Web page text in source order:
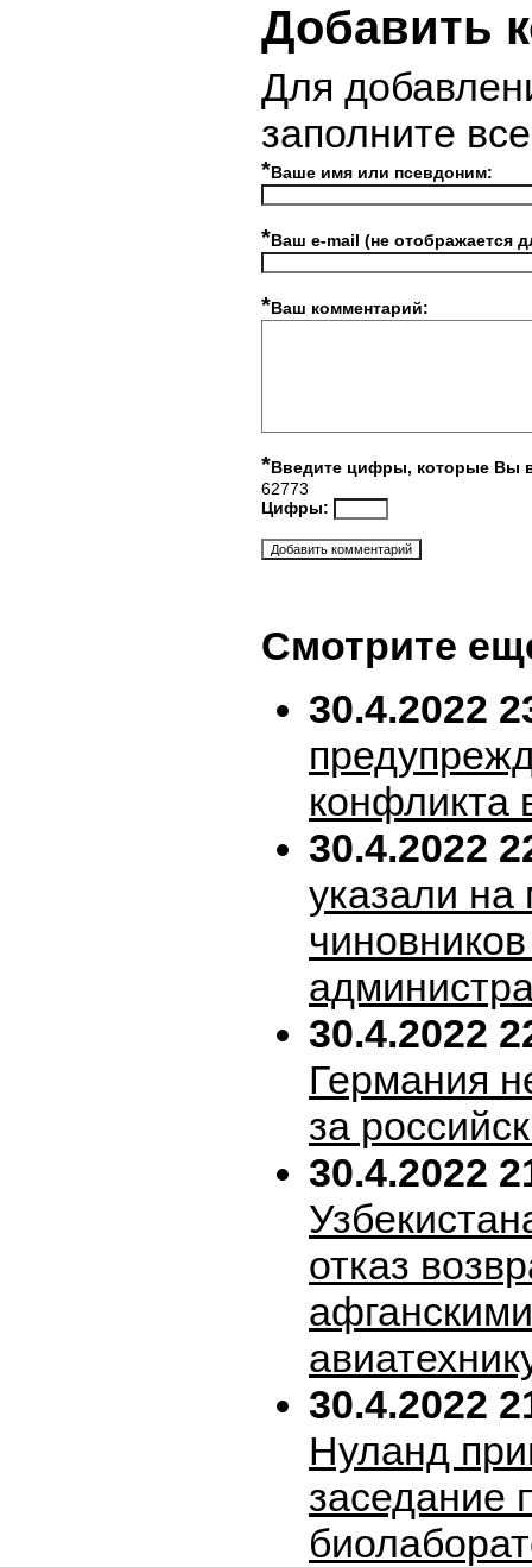
Добавить
Для
заполните
*Ваше имя или псевдоним:
*Ваш e-mail (не отображается
*Ваш комментарий:
*Введите цифры, которые Вы
62773
Цифры:
Смотрите
30.4.2022
конфликта
30.4.2022
указали на
30.4.2022
Германия
за
30.4.2022
отказ
30.4.2022
Нуланд
заседание